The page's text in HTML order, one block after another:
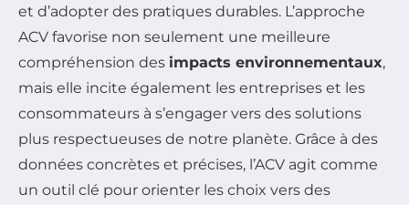
et d’adopter des pratiques durables. L’approche
ACV favorise non seulement une meilleure
compréhension des impacts environnementaux,
mais elle incite également les entreprises et les
consommateurs à s’engager vers des solutions
plus respectueuses de notre planète. Grâce à des
données concrètes et précises, l’ACV agit comme
un outil clé pour orienter les choix vers des